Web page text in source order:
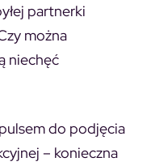
partnerki
można
niechęć
do podjęcia
– konieczna